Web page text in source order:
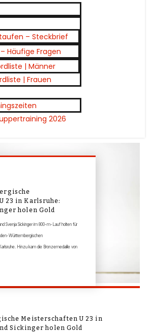
– Steckbrief
Häufige Fragen
| Männer
| Frauen
2026
23 in Karlsruhe:
holen Gold
Svenja Sickinger im 800-m-Lauf holten für
Württembergischen
Hinzu kam die Bronzemedaille von
Meisterschaften U 23 in
Sickinger holen Gold